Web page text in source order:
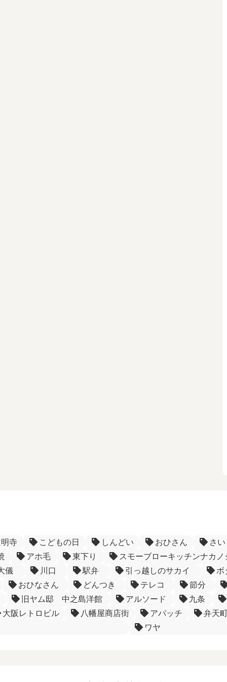
寺 こどもの日 しんどい おひさん
さ
アホ毛 東下り
スモーブローキッチンナカノ
儀
川口 駅弁 引っ越しのサカイ
ボ
おひなさん
どんつき テレコ
節分
旧ヤム邸 中之島洋館
アルソード
九条
大阪レトロビル
八幡屋商店街 アパッチ
弁天
ワヤ